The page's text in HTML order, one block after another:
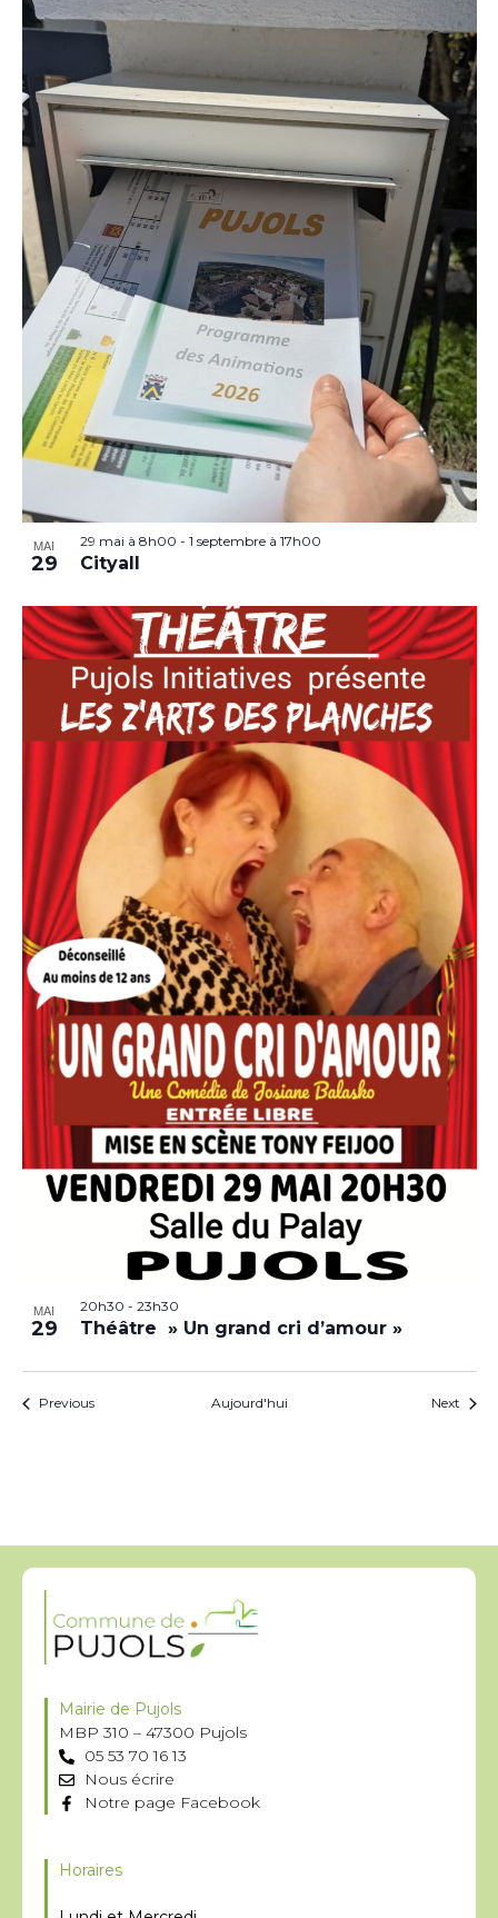
MAI
29
29 mai à 8h00 - 1 septembre à 17h00
Cityall
MAI
29
20h30 - 23h30
Théâtre » Un grand cri d’amour »
PreviousÉvènements Aujourd'hui Next
Mairie de Pujols
MBP 310 – 47300 Pujols
05 53 70 16 13
Nous écrire
Notre page Facebook
Horaires